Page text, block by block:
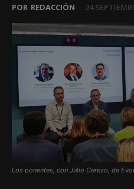
POR REDACCIÓN 24
Los ponentes, con Julio Cerezo, de